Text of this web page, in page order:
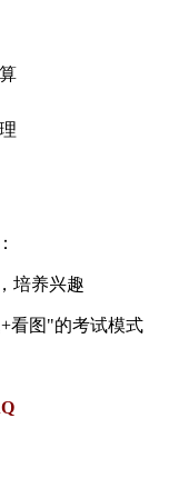
培养兴趣
看图"的考试模式